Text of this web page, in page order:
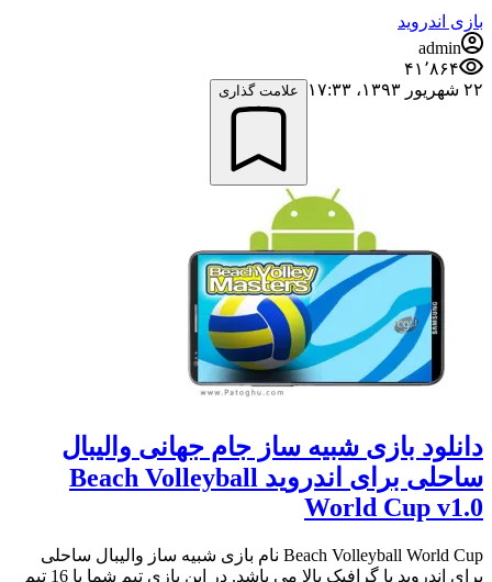
بازی اندروید
admin
۴۱٬۸۶۴
۲۲ شهریور ۱۳۹۳،‏ ۱۷:۳۳
علامت گذاری
دانلود بازی شبیه ساز جام جهانی والیبال
ساحلی برای اندروید Beach Volleyball
World Cup v1.0
Beach Volleyball World Cup نام بازی شبیه ساز والیبال ساحلی
برای اندروید با گرافیک بالا می باشد. در این بازی تیم شما با 16 تیم